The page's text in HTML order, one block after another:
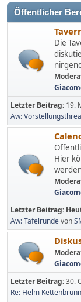
Öffentlicher
Die
Letzter Beitrag: 19.
Aw:
Hier
Letzter Beitrag:
Aw: Tafelrundevon
Letzter Beitrag:30.
Re: Helm